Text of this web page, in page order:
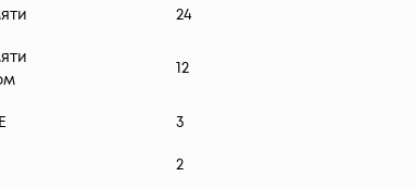
24
12
3
2